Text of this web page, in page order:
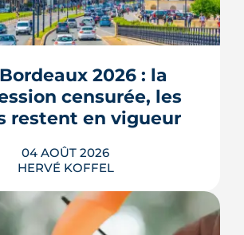
Saint-Jean et le fleuve, un
d'entrepôts et de chais
des vitrines de Bordeaux
futur parc Descas :
est ce morceau de ville en
recoudre.
LIRE L'ARTICLE
2026 : la
censurée, les
restent en vigueur
04 AOÛT 2026
HERVÉ KOFFEL